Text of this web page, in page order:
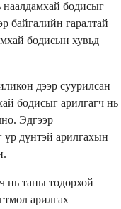
наалдамхай бодисыг
байгалийн гаралтай
бодисын хувьд
дээр суурилсан
бодисыг арилгагч нь
Эдгээр
үр дүнтэй арилгахын
нь таны тодорхой
арилгах